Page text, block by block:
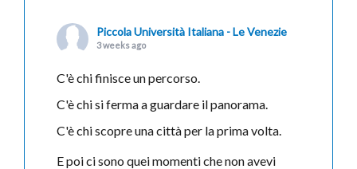
Piccola Università Italiana - Le Venezie
3 weeks ago
C'è chi finisce un percorso.
C'è chi si ferma a guardare il panorama.
C'è chi scopre una città per la prima volta.
E poi ci sono quei momenti che non avevi